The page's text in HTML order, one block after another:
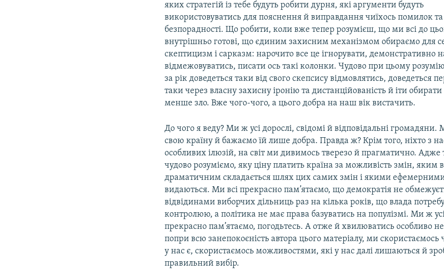
яких стратегій із тебе будуть робити дурня, які аргументи будуть
використовуватись для пояснення й виправдання чиїхось помилок та
безпорадності. Що робити, коли вже тепер розумієш, що ми всі до
внутрішньо готові, що єдиним захисним механізмом обираємо для
скептицизм і сарказм: нарочито все це ігнорувати, демонстративно
відмежовуватись, писати ось такі колонки. Чудово при цьому
за рік доведеться таки від свого скепсису відмовлятись, доведеться
таки через власну захисну іронію та дистанційованість й іти обирати
менше зло. Вже чого-чого, а цього добра на наш вік вистачить.
До чого я веду? Ми ж усі дорослі, свідомі й відповідальні
свою країну й бажаємо їй лише добра. Правда ж? Крім того, ніхто з
особливих ілюзій, на світ ми дивимось тверезо й прагматично. Адже
чудово розуміємо, яку ціну платить країна за можливість змін, яким
драматичним складається шлях цих самих змін і якими ефемерними
видаються. Ми всі прекрасно пам’ятаємо, що демократія не
відвідинами виборчих дільниць раз на кілька років, що влада
контролюю, а політика не має права базуватись на популізмі. Ми ж
прекрасно пам’ятаємо, погодьтесь. А отже й хвилюватись особливо
попри всю занепокоєність автора цього матеріалу, ми
у нас є, скористаємось можливостями, які у нас далі лишаються й
правильний вибір.